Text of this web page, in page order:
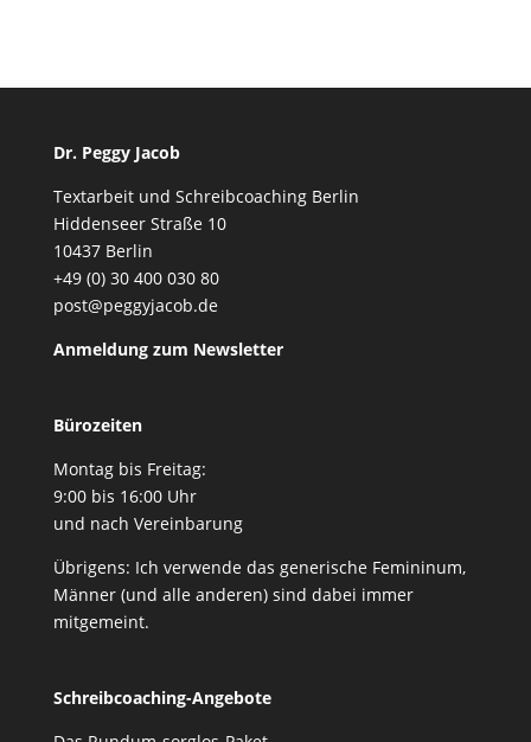
Dr. Peggy Jacob
Textarbeit und Schreibcoaching Berlin
Hiddenseer Straße 10
10437 Berlin
+49 (0) 30 400 030 80
post@peggyjacob.de
Anmeldung zum Newsletter
Bürozeiten
Montag bis Freitag:
9:00 bis 16:00 Uhr
und nach Vereinbarung
Übrigens: Ich verwende das generische Femininum,
Männer (und alle anderen) sind dabei immer
mitgemeint.
Schreibcoaching-Angebote
Wahrscheinlichkeit,
Inhalte und